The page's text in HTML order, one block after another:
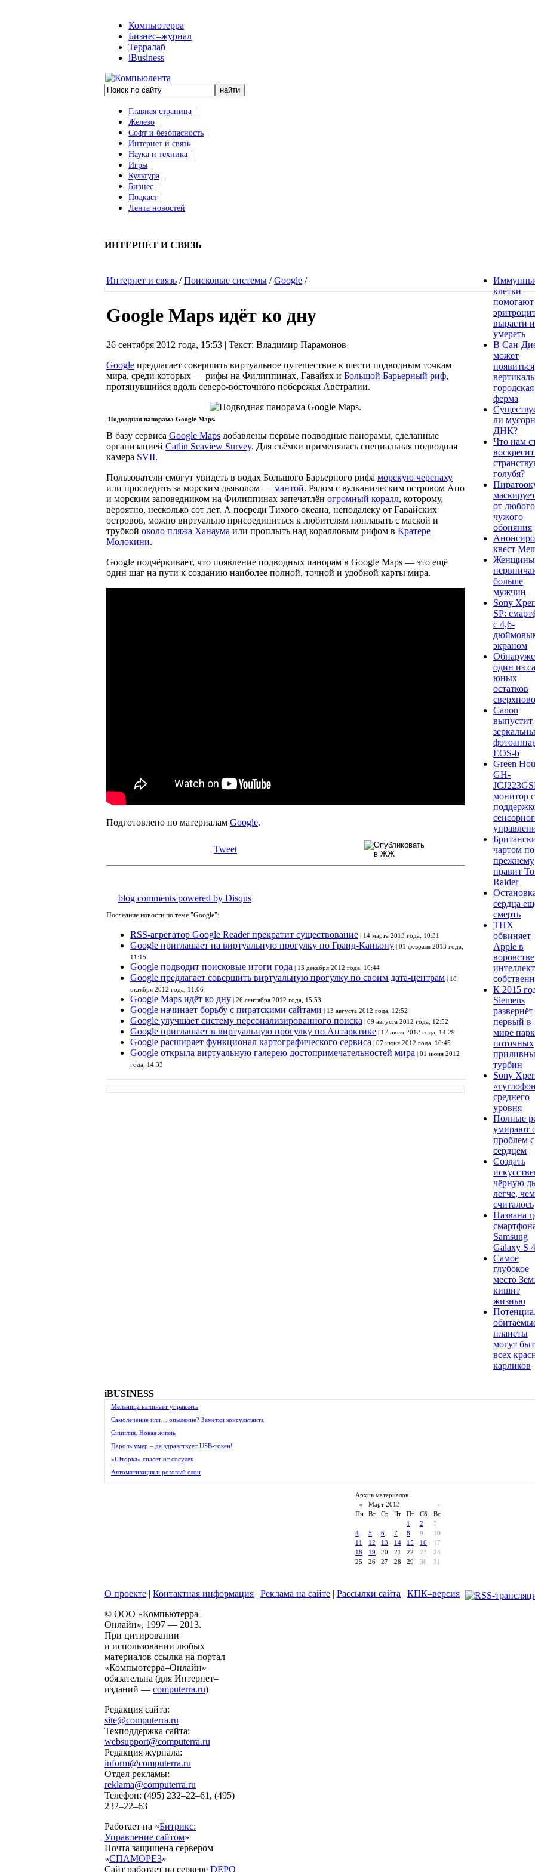
Компьютерра
Бизнес–журнал
Терралаб
iBusiness
Главная страница |
Железо |
Софт и безопасность |
Интернет и связь |
Наука и техника |
Игры |
Культура |
Бизнес |
Подкаст |
Лента новостей
ИНТЕРНЕТ И СВЯЗЬ
Интернет и связь /Поисковые системы /Google /
Google Maps идёт ко дну
26 сентября 2012 года, 15:53 | Текст: Владимир Парамонов
Google предлагает совершить виртуальное путешествие к шести подводным точкам
мира, среди которых — рифы на Филиппинах, Гавайях и Большой Барьерный риф,
протянувшийся вдоль северо-восточного побережья Австралии.
Подводная панорама Google Maps.
В базу сервиса Google Maps добавлены первые подводные панорамы, сделанные
организацией Catlin Seaview Survey. Для съёмки применялась специальная подводная
камера SVII.
Пользователи смогут увидеть в водах Большого Барьерного рифа морскую черепаху
или проследить за морским дьяволом — мантой. Рядом с вулканическим островом Апо
и морским заповедником на Филиппинах запечатлён огромный коралл, которому,
вероятно, несколько сот лет. А посреди Тихого океана, неподалёку от Гавайских
островов, можно виртуально присоединиться к любителям поплавать с маской и
трубкой около пляжа Ханаума или проплыть над коралловым рифом в Кратере
Молокини.
Google подчёркивает, что появление подводных панорам в Google Maps — это ещё
один шаг на пути к созданию наиболее полной, точной и удобной карты мира.
Подготовлено по материалам Google.
Tweet
blog comments powered by Disqus
Последние новости по теме "Google":
RSS-агрегатор Google Reader прекратит существование | 14 марта 2013 года, 10:31
Google приглашает на виртуальную прогулку по Гранд-Каньону | 01 февраля 2013 года,
11:15
Google подводит поисковые итоги года | 13 декабря 2012 года, 10:44
Google предлагает совершить виртуальную прогулку по своим дата-центрам | 18
октября 2012 года, 11:06
Google Maps идёт ко дну | 26 сентября 2012 года, 15:53
Google начинает борьбу с пиратскими сайтами | 13 августа 2012 года, 12:52
Google улучшает систему персонализированного поиска | 09 августа 2012 года, 12:52
Google приглашает в виртуальную прогулку по Антарктике | 17 июля 2012 года, 14:29
Google расширяет функционал картографического сервиса | 07 июня 2012 года, 10:45
Google открыла виртуальную галерею достопримечательностей мира | 01 июня 2012
года, 14:33
клетки
помогают
вырасти и
умереть
В Сан-
может
появиться
городская
ферма
ли
ДНК?
Что нам
голубя?
от любого
чужого
обоняния
квест
Женщины
больше
мужчин
Sony
SP:
с 4,6-
экраном
один из
юных
остатков
Canon
выпустит
EOS-b
Green
GH-
монитор с
чартом
прежнему
правит
Raider
сердца
смерть
THX
обвиняет
Apple в
воровстве
К 2015
Siemens
развернёт
первый в
мире парк
поточных
турбин
Sony
среднего
уровня
Полные
умирают
проблем с
сердцем
Создать
чёрную
легче, чем
считалось
Названа
Samsung
Galaxy S 4
Самое
глубокое
место
кишит
жизнью
планеты
могут
всех
карликов
iBUSINESS
Мельница начинает управлять
Самолечение или… опыление? Заметки консультанта
Сицилия. Новая жизнь
Пароль умер – да здравствует USB-токен!
«Шторка» спасет от сосулек
Автоматизация и розовый слон
Архив материалов
«
Март 2013
»
Пн
Вт Ср Чт Пт Сб
Вс
1
2
3
4
5 6 7 8 9
10
11
12 13 14 15 16
17
18
19 20 21 22 23
24
25
26 27 28 29 30 31
О проекте | Контактная информация | Реклама на сайте | Рассылки сайта | КПК–версия
© ООО «Компьютерра–
Онлайн», 1997 — 2013.
При цитировании
и использовании любых
материалов ссылка на портал
«Компьютерра–Онлайн»
обязательна (для Интернет–
изданий — computerra.ru)
Редакция сайта:
site@computerra.ru
Техподдержка сайта:
websupport@computerra.ru
Редакция журнала:
inform@computerra.ru
Отдел рекламы:
reklama@computerra.ru
Телефон: (495) 232–22–61, (495)
232–22–63
Работает на «Битрикс:
Управление сайтом»
Почта защищена сервером
«СПАМОРЕЗ»
Сайт работает на сервере DEPO